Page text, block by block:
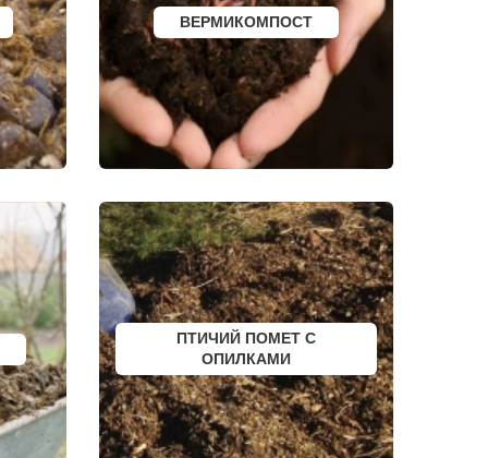
СЕМИЛУКИ
УСТЬ-КУТ
СЛОБОДСКОЙ
ПИКАЛЕВО
КОВЫЛКИНО
ПОЛЯРНЫЙ
КУЛЕБАКИ
СЕРГАЧ
ПОРХОВ
РЫБНОЕ
ЕРШОВ
ГУБКИНСКИЙ
ЗАРИНСК
НОВОЗЫБКОВ
КИРИЛЛОВ
БОГУЧАР
БОРОВСК
МЕДЫНЬ
СОРТАВАЛА
КАЛТАН
ЮРГА
ВЯТСКИЕ ПОЛЯНЫ
ОЛЕНЕГОРСК
ЛЫСЬВА
НЕРЮНГРИ
ВЕРМИКОМПОСТ
ПТИЧИЙ ПОМЕТ С
ОПИЛКАМИ